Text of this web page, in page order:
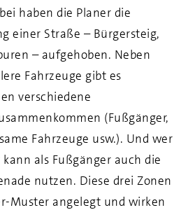
haben die Planer die
einer Straße – Bürgersteig,
– aufgehoben. Neben
Fahrzeuge gibt es
verschiedene
(Fußgänger,
Fahrzeuge usw.). Und wer
als Fußgänger auch die
nutzen. Diese drei Zonen
Muster angelegt und wirken